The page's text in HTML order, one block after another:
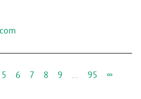
5 6 7 8 9 95 ∞